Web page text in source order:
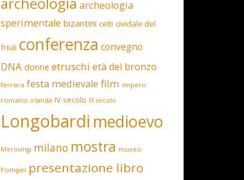
archeologia
sperimentale bizantini celti cividale del
friuli conferenza convegno
DNA donne etruschi età del bronzo
ferrara festa medievale film impero
romano irlanda IV secolo IX secolo
Longobardi medioevo
Merovingi milano mostra museo
Pompei presentazione libro